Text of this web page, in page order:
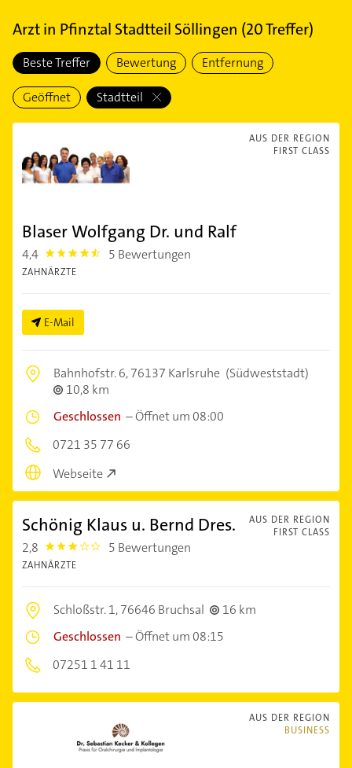
Arztin Pfinztal Stadtteil Söllingen (20Treffer)
Beste Treffer Bewertung Entfernung
Geöffnet Stadtteil
AUS DER REGION
FIRST CLASS
Blaser Wolfgang Dr. und Ralf
4,4 4.4 5 Bewertungen
ZAHNÄRZTE
E-Mail
Bahnhofstr. 6,76137 Karlsruhe (Südweststadt)
10,8 km
Geschlossen –Öffnet um 08:00
0721 35 77 66
Webseite
AUS DER REGION
FIRST CLASS
Schönig Klaus u. Bernd Dres.
2,8 2.8 5 Bewertungen
ZAHNÄRZTE
Schloßstr. 1,76646 Bruchsal
16 km
Geschlossen –Öffnet um 08:15
07251 1 41 11
AUS DER REGION
BUSINESS